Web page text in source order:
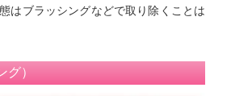
はブラッシングなどで取り除くことは
）